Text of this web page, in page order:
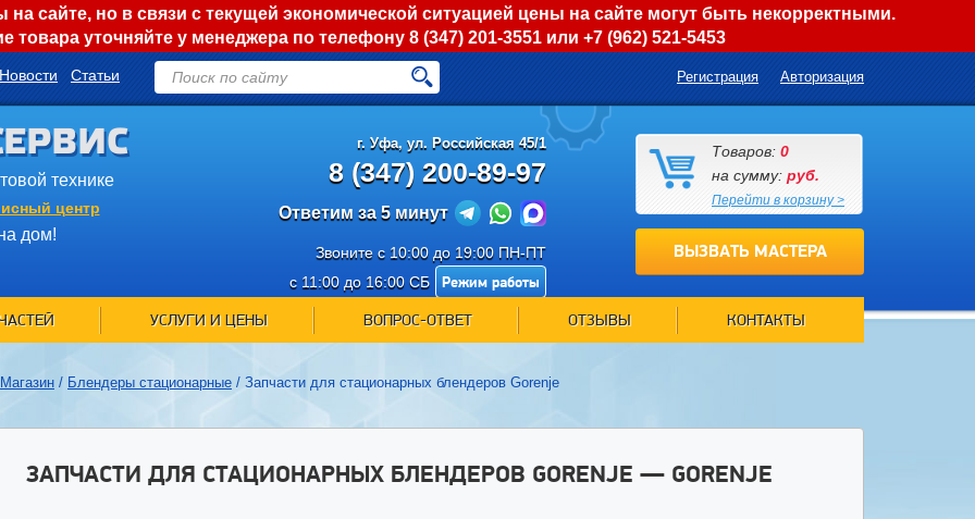
сайте, но в связи с текущей экономической ситуацией цены на сайте могут быть некорректными.
товара уточняйте у менеджера по телефону 8 (347) 201-3551или +7 (962) 521-5453
Новости Статьи Регистрация Авторизация
технике
центр
дом!
г. Уфа, ул. Российская 45/1
8 (347) 200-89-97
Ответим за 5 минут
Звоните с 10:00 до 19:00 ПН-ПТ
с 11:00 до 16:00 СБ
Режим работы
Товаров: 0
на сумму: руб.
Перейти в корзину >
ВЫЗВАТЬ МАСТЕРА
УСЛУГИ И ЦЕНЫ ВОПРОС-ОТВЕТ ОТЗЫВЫ КОНТАКТЫ
Магазин / Блендеры стационарные / Запчасти для стационарных блендеров Gorenje
ЗАПЧАСТИ ДЛЯ СТАЦИОНАРНЫХ БЛЕНДЕРОВ GORENJE — GORENJE